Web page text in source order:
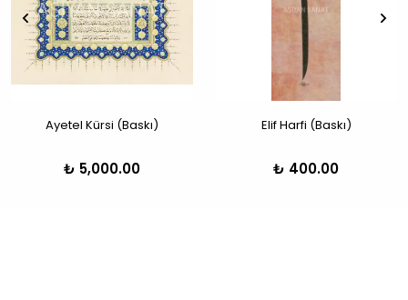
Ayetel Kürsi (Baskı)
₺ 5,000.00
Elif Harfi (Baskı)
₺ 400.00